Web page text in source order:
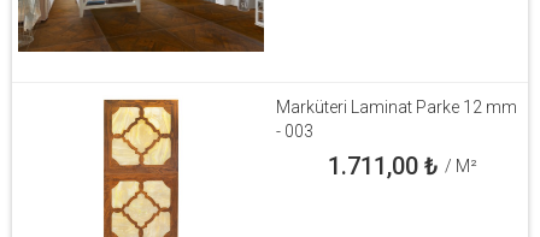
Marküteri Laminat Parke 12 mm
- 003
1.711,00₺ / M²